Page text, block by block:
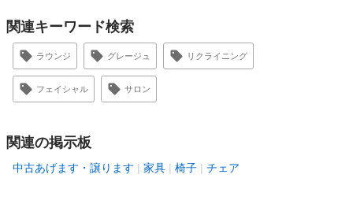
関連キーワード検索
ラウンジ グレージュ リクライニング
フェイシャル サロン
関連の掲示板
中古あげます・譲ります 家具 椅子 チェア